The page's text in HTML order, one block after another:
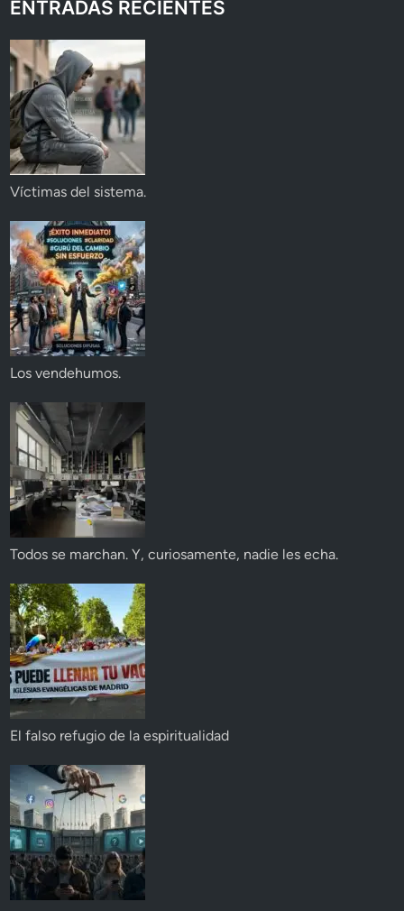
ENTRADAS RECIENTES
Víctimas del sistema.
Los vendehumos.
Todos se marchan. Y, curiosamente, nadie les echa.
El falso refugio de la espiritualidad